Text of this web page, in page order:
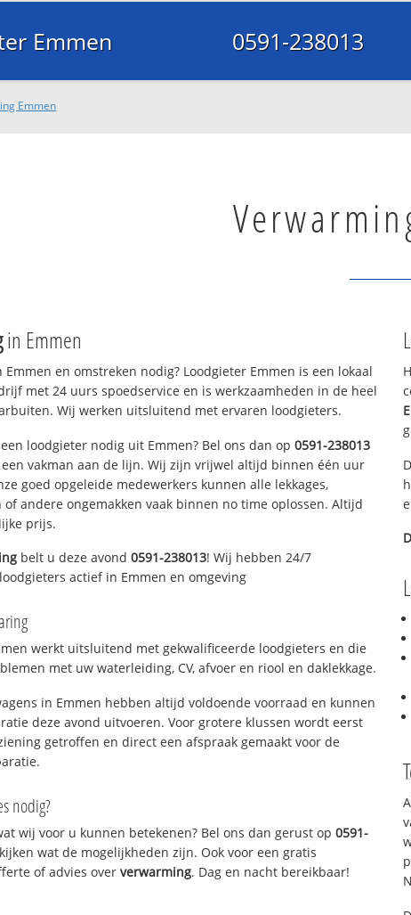
Emmen 0591-238013
Emmen
in Emmen
Emmen en omstreken nodig? Loodgieter Emmen is een lokaal
met 24 uurs spoedservice en is werkzaamheden in de heel
Wij werken uitsluitend met ervaren loodgieters.
loodgieter nodig uit Emmen? Bel ons dan op0591-238013
vakman aan de lijn. Wij zijn vrijwel altijd binnen één uur
goed opgeleide medewerkers kunnen alle lekkages,
andere ongemakken vaak binnen no time oplossen. Altijd
prijs.
belt u deze avond0591-238013! Wij hebben 24/7
actief in Emmen en omgeving
werkt uitsluitend met gekwalificeerde loodgieters en die
met uw waterleiding, CV, afvoer en riool en daklekkage.
in Emmen hebben altijd voldoende voorraad en kunnen
deze avond uitvoeren. Voor grotere klussen wordt eerst
getroffen en direct een afspraak gemaakt voor de
nodig?
wij voor u kunnen betekenen? Bel ons dan gerust op0591-
wat de mogelijkheden zijn. Ook voor een gratis
of advies oververwarming. Dag en nacht bereikbaar!